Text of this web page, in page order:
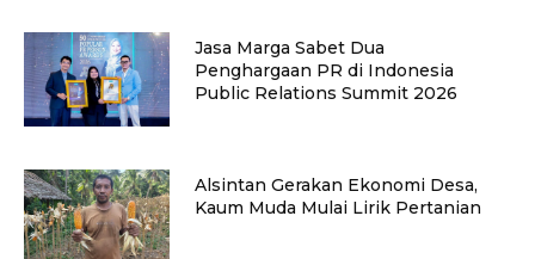
Jasa Marga Sabet Dua
Penghargaan PR di Indonesia
Public Relations Summit 2026
Alsintan Gerakan Ekonomi Desa,
Kaum Muda Mulai Lirik Pertanian